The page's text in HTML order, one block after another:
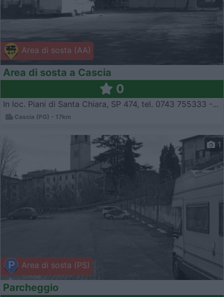
Area di sosta (AA)
Area di sosta a Cascia
0
In loc. Piani di Santa Chiara, SP 474, tel. 0743 755333 -...
Cascia (PG) - 17km
Area di sosta (PS)
1
Parcheggio